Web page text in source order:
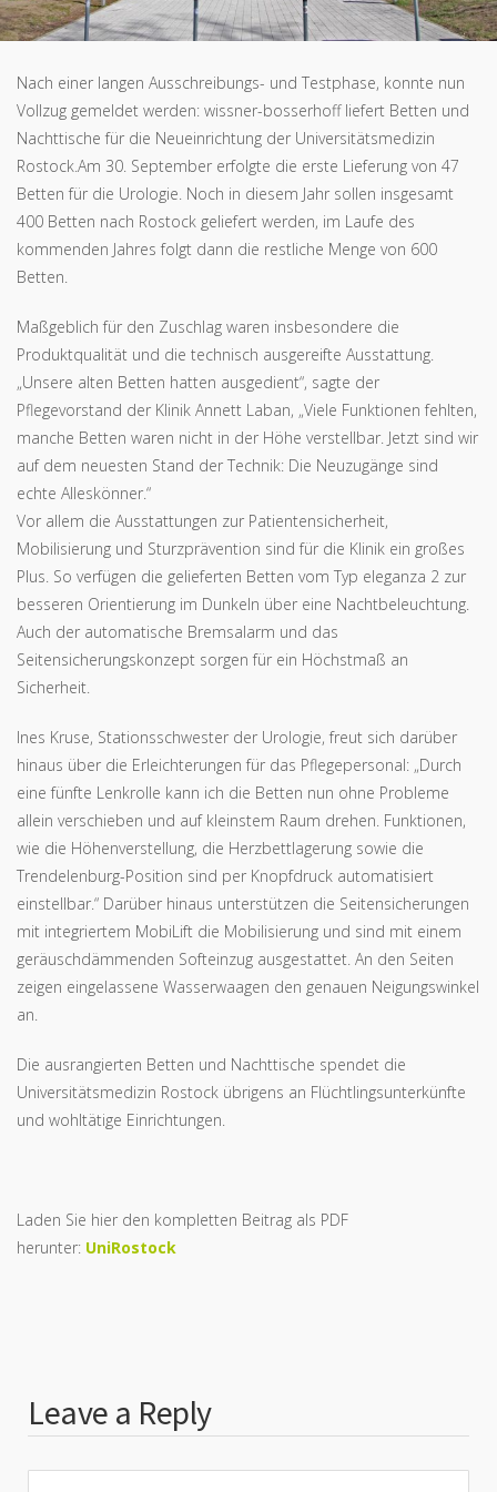
Nach einer langen Ausschreibungs- und Testphase, konnte nun
Vollzug gemeldet werden: wissner-bosserhoff liefert Betten und
Nachttische für die Neueinrichtung der Universitätsmedizin
Rostock.Am 30. September erfolgte die erste Lieferung von 47
Betten für die Urologie. Noch in diesem Jahr sollen insgesamt
400 Betten nach Rostock geliefert werden, im Laufe des
kommenden Jahres folgt dann die restliche Menge von 600
Betten.
Maßgeblich für den Zuschlag waren insbesondere die
Produktqualität und die technisch ausgereifte Ausstattung.
„Unsere alten Betten hatten ausgedient“, sagte der
Pflegevorstand der Klinik Annett Laban, „Viele Funktionen fehlten,
manche Betten waren nicht in der Höhe verstellbar. Jetzt sind wir
auf dem neuesten Stand der Technik: Die Neuzugänge sind
echte Alleskönner.“
Vor allem die Ausstattungen zur Patientensicherheit,
Mobilisierung und Sturzprävention sind für die Klinik ein großes
Plus. So verfügen die gelieferten Betten vom Typ eleganza 2 zur
besseren Orientierung im Dunkeln über eine Nachtbeleuchtung.
Auch der automatische Bremsalarm und das
Seitensicherungskonzept sorgen für ein Höchstmaß an
Sicherheit.
Ines Kruse, Stationsschwester der Urologie, freut sich darüber
hinaus über die Erleichterungen für das Pflegepersonal: „Durch
eine fünfte Lenkrolle kann ich die Betten nun ohne Probleme
allein verschieben und auf kleinstem Raum drehen. Funktionen,
wie die Höhenverstellung, die Herzbettlagerung sowie die
Trendelenburg-Position sind per Knopfdruck automatisiert
einstellbar.“ Darüber hinaus unterstützen die Seitensicherungen
mit integriertem MobiLift die Mobilisierung und sind mit einem
geräuschdämmenden Softeinzug ausgestattet. An den Seiten
zeigen eingelassene Wasserwaagen den genauen Neigungswinkel
an.
Die ausrangierten Betten und Nachttische spendet die
Universitätsmedizin Rostock übrigens an Flüchtlingsunterkünfte
und wohltätige Einrichtungen.
Laden Sie hier den kompletten Beitrag als PDF
herunter: UniRostock
Leave a Reply